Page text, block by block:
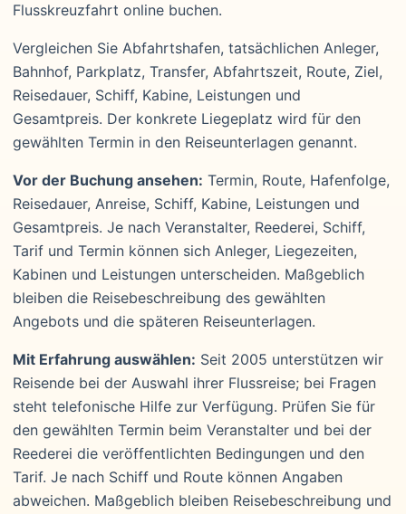
Flusskreuzfahrt online buchen.
Vergleichen Sie Abfahrtshafen, tatsächlichen Anleger,
Bahnhof, Parkplatz, Transfer, Abfahrtszeit, Route, Ziel,
Reisedauer, Schiff, Kabine, Leistungen und
Gesamtpreis. Der konkrete Liegeplatz wird für den
gewählten Termin in den Reiseunterlagen genannt.
Vor der Buchung ansehen: Termin, Route, Hafenfolge,
Reisedauer, Anreise, Schiff, Kabine, Leistungen und
Gesamtpreis. Je nach Veranstalter, Reederei, Schiff,
Tarif und Termin können sich Anleger, Liegezeiten,
Kabinen und Leistungen unterscheiden. Maßgeblich
bleiben die Reisebeschreibung des gewählten
Angebots und die späteren Reiseunterlagen.
Mit Erfahrung auswählen: Seit 2005 unterstützen wir
Reisende bei der Auswahl ihrer Flussreise; bei Fragen
steht telefonische Hilfe zur Verfügung. Prüfen Sie für
den gewählten Termin beim Veranstalter und bei der
Reederei die veröffentlichten Bedingungen und den
Tarif. Je nach Schiff und Route können Angaben
abweichen. Maßgeblich bleiben Reisebeschreibung und